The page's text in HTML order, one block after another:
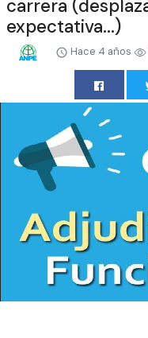
carrera
expectativa...)
Hace 4 años